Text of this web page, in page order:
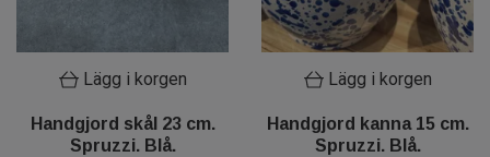
Lägg i korgen
Handgjord skål 23 cm.
Spruzzi. Blå.
Lägg i korgen
Handgjord kanna 15 cm.
Spruzzi. Blå.